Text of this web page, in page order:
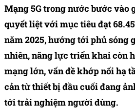
Mạng 5G trong nước bước vào
quyết liệt với mục tiêu đạt
năm 2025, hướng tới phủ sóng
nhiên, năng lực triển khai còn
mạng lớn, vấn đề khớp nối hạ
cản từ thiết bị đầu cuối đang
tới trải nghiệm người dùng.